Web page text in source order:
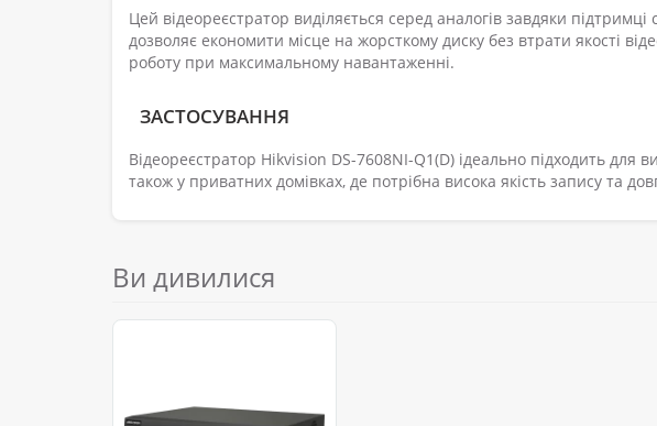
Цей відеореєстратор виділяється серед аналогів завдяки
дозволяє економити місце на жорсткому диску без втрати якості
роботу при максимальному навантаженні.
ЗАСТОСУВАННЯ
Відеореєстратор Hikvision DS-7608NI-Q1(D) ідеально підходить для
також у приватних домівках, де потрібна висока якість запису та
Ви дивилися